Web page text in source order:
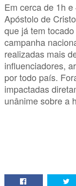
Em cerca de 1h
Apóstolo de
que já tem
campanha
realizadas mais
influenciadores,
por todo país.
impactadas
unânime sobre a